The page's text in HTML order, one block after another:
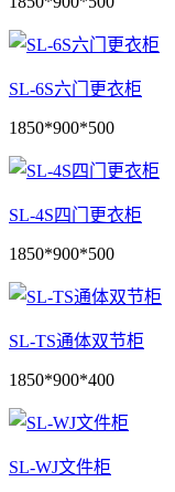
SL-6S六门更衣柜
1850*900*500
SL-4S四门更衣柜
1850*900*500
SL-TS通体双节柜
1850*900*400
SL-WJ文件柜